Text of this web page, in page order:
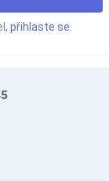
přihlaste se